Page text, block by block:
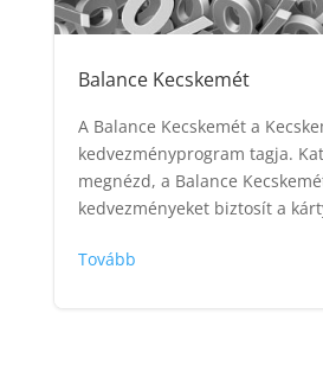
Balance Kecskemét
A Balance Kecskemét a
kedvezményprogram tagja.
megnézd, a Balance
kedvezményeket biztosít a
Tovább